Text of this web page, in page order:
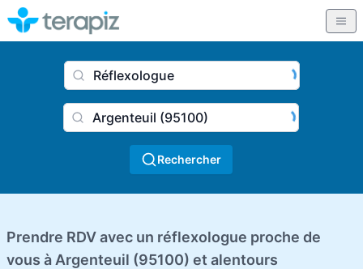
Nom du praticien, profession
Ville
Rechercher
Prendre RDV avec un réflexologue proche de
vous à Argenteuil (95100) et alentours